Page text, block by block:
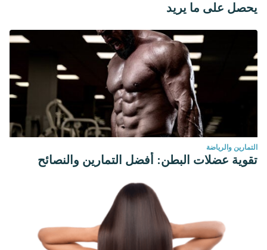
يحصل على ما يريد
التمارين والرياضة
تقوية عضلات البطن: أفضل التمارين والنصائح